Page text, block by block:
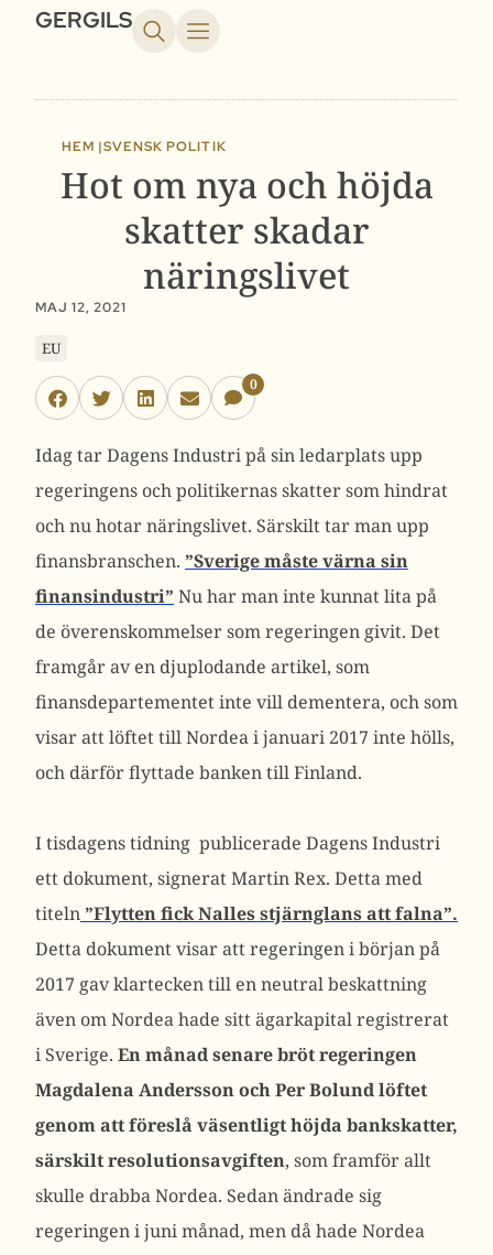
GERGILS
HEM |SVENSK POLITIK
Hot om nya och höjda
skatter skadar
näringslivet
MAJ 12, 2021
EU
0
Idag tar Dagens Industri på sin ledarplats upp
regeringens och politikernas skatter som hindrat
och nu hotar näringslivet. Särskilt tar man upp
finansbranschen. ”Sverige måste värna sin
finansindustri” Nu har man inte kunnat lita på
de överenskommelser som regeringen givit. Det
framgår av en djuplodande artikel, som
finansdepartementet inte vill dementera, och som
visar att löftet till Nordea i januari 2017 inte hölls,
och därför flyttade banken till Finland.
I tisdagens tidning publicerade Dagens Industri
ett dokument, signerat Martin Rex. Detta med
titeln ”Flytten fick Nalles stjärnglans att falna”.
Detta dokument visar att regeringen i början på
2017 gav klartecken till en neutral beskattning
även om Nordea hade sitt ägarkapital registrerat
i Sverige. En månad senare bröt regeringen
Magdalena Andersson och Per Bolund löftet
genom att föreslå väsentligt höjda bankskatter,
särskilt resolutionsavgiften, som framför allt
skulle drabba Nordea. Sedan ändrade sig
regeringen i juni månad, men då hade Nordea